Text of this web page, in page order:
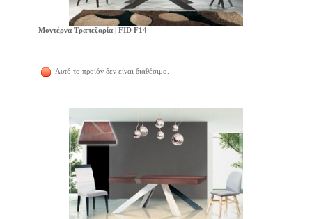
Μοντέρνα Τραπεζαρία | FID F14
Αυτό το προιόν δεν είναι διαθέσιμο.